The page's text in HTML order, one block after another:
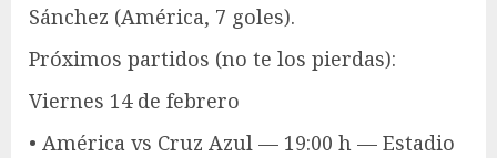
Sánchez (América, 7 goles).
Próximos partidos (no te los pierdas):
Viernes 14 de febrero
• América vs Cruz Azul — 19:00 h — Estadio